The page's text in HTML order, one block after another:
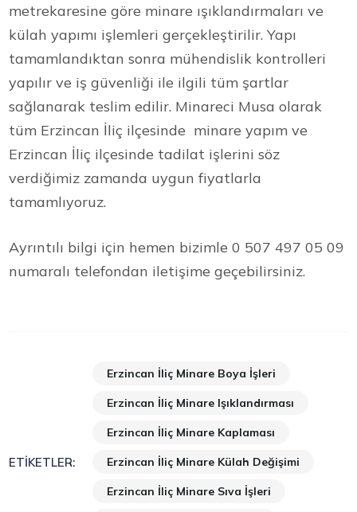
metrekaresine göre minare ışıklandırmaları ve
külah yapımı işlemleri gerçekleştirilir. Yapı
tamamlandıktan sonra mühendislik kontrolleri
yapılır ve iş güvenliği ile ilgili tüm şartlar
sağlanarak teslim edilir. Minareci Musa olarak
tüm Erzincan İliç ilçesinde minare yapım ve
Erzincan İliç ilçesinde tadilat işlerini söz
verdiğimiz zamanda uygun fiyatlarla
tamamlıyoruz.
Ayrıntılı bilgi için hemen bizimle 0 507 497 05 09
numaralı telefondan iletişime geçebilirsiniz.
ETIKETLER:
Erzincan İliç Minare Boya İşleri
Erzincan İliç Minare Işıklandırması
Erzincan İliç Minare Kaplaması
Erzincan İliç Minare Külah Değişimi
Erzincan İliç Minare Sıva İşleri